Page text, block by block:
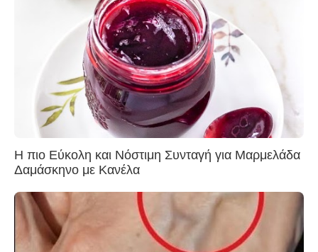
Η πιο Εύκολη και Νόστιμη Συνταγή για Μαρμελάδα
Δαμάσκηνο με Κανέλα